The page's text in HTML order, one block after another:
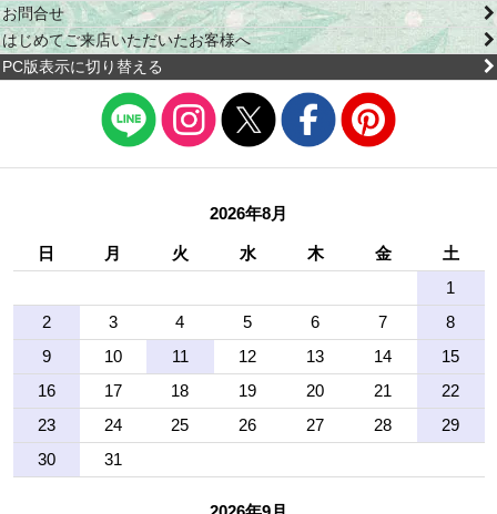
お問合せ
はじめてご来店いただいたお客様へ
PC版表示に切り替える
2026年8月
日 月 火 水 木 金
土
1
2
3 4 5 6 7
8
9
10 11 12 13 14
15
16
17 18 19 20 21
22
23
24 25 26 27 28
29
30
31